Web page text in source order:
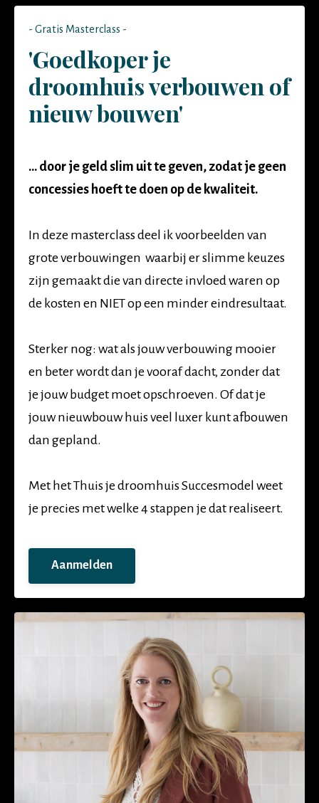
- Gratis Masterclass -
'Goedkoper je
droomhuis verbouwen of
nieuw bouwen'
... door je geld slim uit te geven, zodat je geen
concessies hoeft te doen op de kwaliteit.
In deze masterclass deel ik voorbeelden van
grote verbouwingen waarbij er slimme keuzes
zijn gemaakt die van directe invloed waren op
de kosten en NIET op een minder eindresultaat.
Sterker nog: wat als jouw verbouwing mooier
en beter wordt dan je vooraf dacht, zonder dat
je jouw budget moet opschroeven. Of dat je
jouw nieuwbouw huis veel luxer kunt afbouwen
dan gepland.
Met het Thuis je droomhuis Succesmodel weet
je precies met welke 4 stappen je dat realiseert.
Aanmelden